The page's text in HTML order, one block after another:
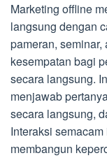
Marketing offline
langsung dengan
pameran,
kesempatan bagi
secara langsung.
menjawab
secara langsung,
Interaksi
membangun